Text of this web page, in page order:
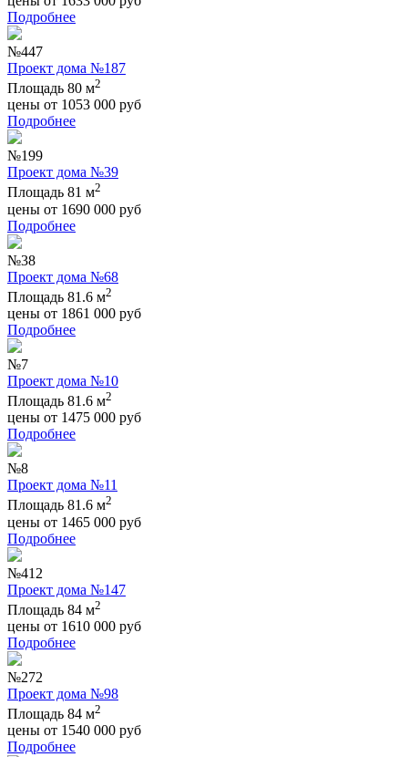
Подробнее
№447
Проект дома №187
Площадь 80 м2
цены от 1053 000 руб
Подробнее
№199
Проект дома №39
Площадь 81 м2
цены от 1690 000 руб
Подробнее
№38
Проект дома №68
Площадь 81.6 м2
цены от 1861 000 руб
Подробнее
№7
Проект дома №10
Площадь 81.6 м2
цены от 1475 000 руб
Подробнее
№8
Проект дома №11
Площадь 81.6 м2
цены от 1465 000 руб
Подробнее
№412
Проект дома №147
Площадь 84 м2
цены от 1610 000 руб
Подробнее
№272
Проект дома №98
Площадь 84 м2
цены от 1540 000 руб
Подробнее